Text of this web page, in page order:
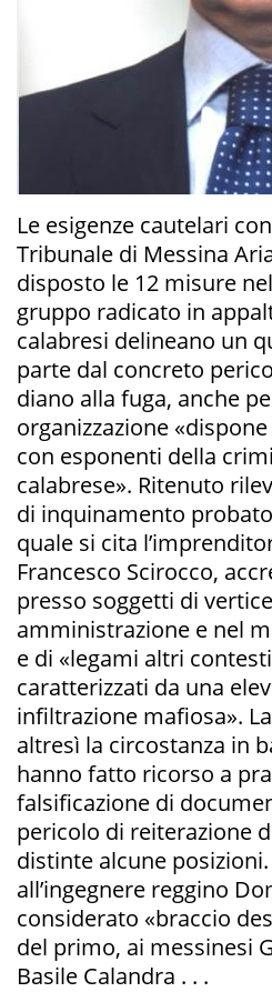
Le esigenze cautelari
Tribunale di Messina
disposto le 12 misure
gruppo radicato in
calabresi delineano un
parte dal concreto
diano alla fuga, anche
organizzazione
con esponenti della
calabrese». Ritenuto
di inquinamento
quale si cita
Francesco Scirocco,
presso soggetti di
amministrazione e nel
e di «legami altri
caratterizzati da una
infiltrazione mafiosa».
altresì la circostanza in
hanno fatto ricorso a
falsificazione di
pericolo di reiterazione
distinte alcune
all’ingegnere reggino
considerato «braccio
del primo, ai messinesi
Basile Calandra . . .